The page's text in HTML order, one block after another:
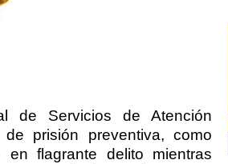
de Servicios de Atención
prisión preventiva, como
flagrante delito mientras